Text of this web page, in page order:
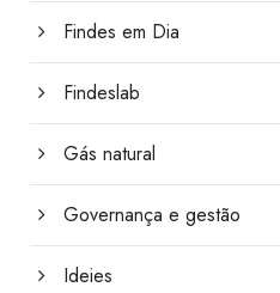
Findes em Dia
Findeslab
Gás natural
Governança e gestão
Ideies